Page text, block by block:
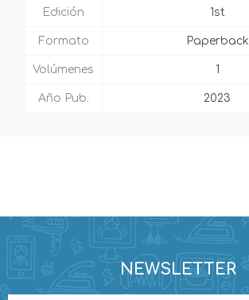
Edición 1st
Formato Paperback
Volúmenes 1
Año Pub. 2023
NEWSLETTER